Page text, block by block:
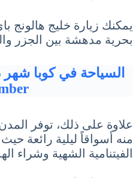
يمكنك زيارة خليج هالونج
بحرية مدهشة بين الجزر
علاوة على ذلك، توفر
منه أسواقاً ليلية رائعة
الفيتنامية الشهية وشراء